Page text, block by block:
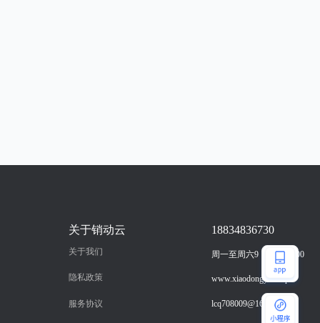
关于销动云
关于我们
隐私政策
服务协议
18834836730
周一至周六9：00-18：00
www.xiaodongyun.vip
lcq708009@163.com